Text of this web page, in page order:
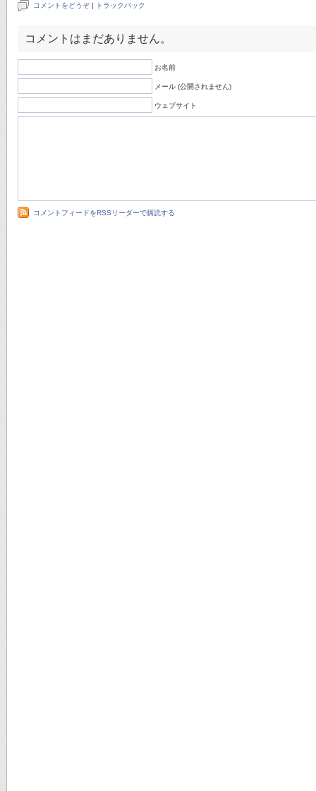
コメントをどうぞ | トラックバック
コメントはまだありません。
お名前
メール (公開されません)
ウェブサイト
コメントフィードをRSSリーダーで購読する